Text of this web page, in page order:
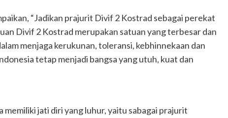
“Jadikan prajurit Divif 2 Kostrad sebagai perekat
Divif 2 Kostrad merupakan satuan yang terbesar dan
menjaga kerukunan, toleransi, kebhinnekaan dan
tetap menjadi bangsa yang utuh, kuat dan
jati diri yang luhur, yaitu sabagai prajurit